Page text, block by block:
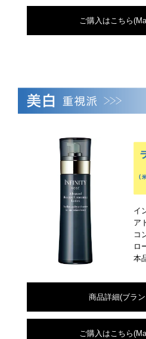
ご購入はこちら
イ
ア
コ
ロ
本
商品詳細(ブラ
ご購入はこちら